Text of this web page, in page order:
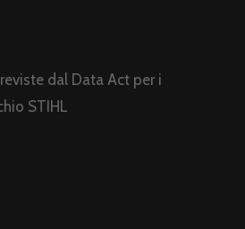
dal Data Act per i
STIHL